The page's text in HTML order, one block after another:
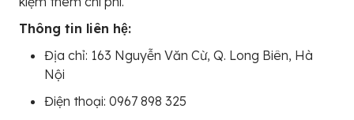
Thông tin liên hệ:
Địa chỉ: 163 Nguyễn Văn Cừ, Q. Long Biên, Hà
Nội
Điện thoại: 0967 898 325